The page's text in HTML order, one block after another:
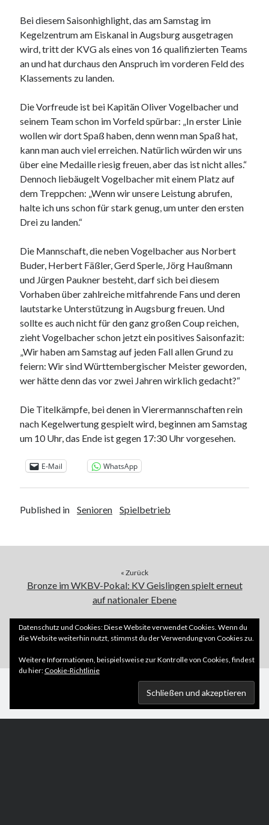
Bei diesem Saisonhighlight, das am Samstag im
Kegelzentrum am Eiskanal in Augsburg ausgetragen
wird, tritt der KVG als eines von 16 qualifizierten Teams
an und hat durchaus den Anspruch im vorderen Feld des
Klassements zu landen.
Die Vorfreude ist bei Kapitän Oliver Vogelbacher und
seinem Team schon im Vorfeld spürbar: „In erster Linie
wollen wir dort Spaß haben, denn wenn man Spaß hat,
kann man auch viel erreichen. Natürlich würden wir uns
über eine Medaille riesig freuen, aber das ist nicht alles.“
Dennoch liebäugelt Vogelbacher mit einem Platz auf
dem Treppchen: „Wenn wir unsere Leistung abrufen,
halte ich uns schon für stark genug, um unter den ersten
Drei zu landen.“
Die Mannschaft, die neben Vogelbacher aus Norbert
Buder, Herbert Fäßler, Gerd Sperle, Jörg Haußmann
und Jürgen Paukner besteht, darf sich bei diesem
Vorhaben über zahlreiche mitfahrende Fans und deren
lautstarke Unterstützung in Augsburg freuen. Und
sollte es auch nicht für den ganz großen Coup reichen,
zieht Vogelbacher schon jetzt ein positives Saisonfazit:
„Wir haben am Samstag auf jeden Fall allen Grund zu
feiern: Wir sind Württembergischer Meister geworden,
wer hätte denn das vor zwei Jahren wirklich gedacht?“
Die Titelkämpfe, bei denen in Vierermannschaften rein
nach Kegelwertung gespielt wird, beginnen am Samstag
um 10 Uhr, das Ende ist gegen 17:30 Uhr vorgesehen.
E-Mail WhatsApp
Published in Senioren Spielbetrieb
« Zurück
Bronze im WKBV-Pokal: KV Geislingen spielt erneut
auf nationaler Ebene
Weiter »
17 Kegel fehlen zum Podest
Datenschutz und Cookies: Diese Website verwendet Cookies. Wenn du
die Website weiterhin nutzt, stimmst du der Verwendung von Cookies zu.
Weitere Informationen, beispielsweise zur Kontrolle von Cookies, findest
du hier:Cookie-Richtlinie